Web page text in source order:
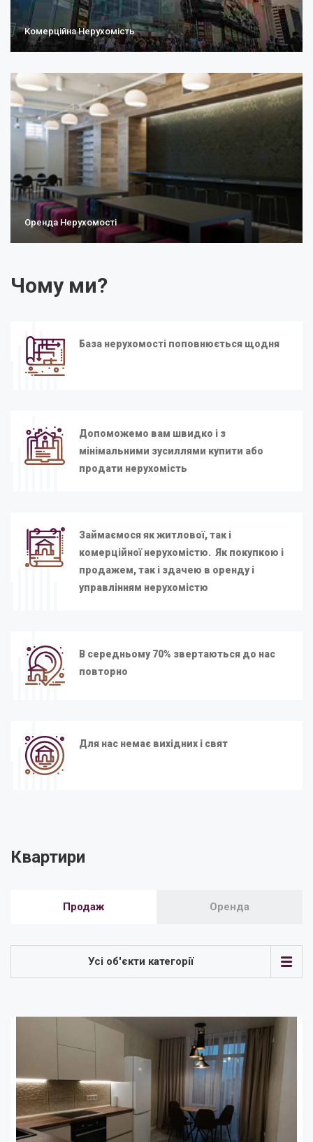
Комерційна Нерухомість
Оренда Нерухомості
Чому ми?
База нерухомості поповнюється щодня
Допоможемо вам швидко і з
мінімальними зусиллями купити або
продати нерухомість
Займаємося як житлової, так і
комерційної нерухомістю. Як покупкою і
продажем, так і здачею в оренду і
управлінням нерухомістю
В середньому 70% звертаються до нас
повторно
Для нас немає вихідних і свят
Квартири
Продаж Оренда
Усі об'єкти категорії